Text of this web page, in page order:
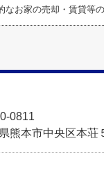
お家の売却・賃貸等
0811
熊本市中央区本荘